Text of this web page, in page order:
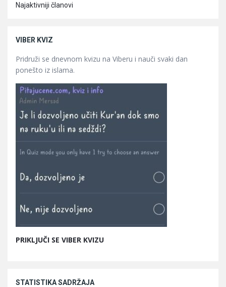
Najaktivniji članovi
VIBER KVIZ
Pridruži se dnevnom kvizu na Viberu i nauči svaki dan
ponešto iz islama.
PRIKLJUČI SE VIBER KVIZU
STATISTIKA SADRŽAJA